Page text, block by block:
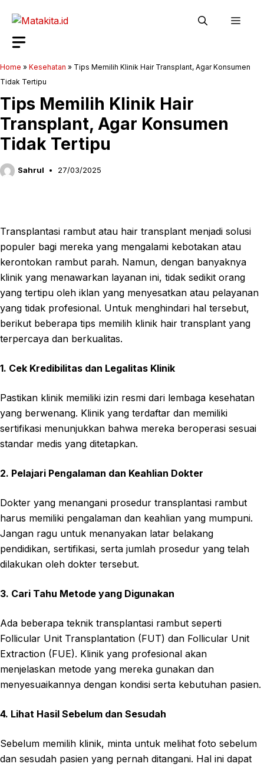
Home » Kesehatan » Tips Memilih Klinik Hair Transplant, Agar Konsumen
Tidak Tertipu
Tips Memilih Klinik Hair
Transplant, Agar Konsumen
Tidak Tertipu
Sahrul 27/03/2025
Transplantasi rambut atau hair transplant menjadi solusi
populer bagi mereka yang mengalami kebotakan atau
kerontokan rambut parah. Namun, dengan banyaknya
klinik yang menawarkan layanan ini, tidak sedikit orang
yang tertipu oleh iklan yang menyesatkan atau pelayanan
yang tidak profesional. Untuk menghindari hal tersebut,
berikut beberapa tips memilih klinik hair transplant yang
terpercaya dan berkualitas.
1. Cek Kredibilitas dan Legalitas Klinik
Pastikan klinik memiliki izin resmi dari lembaga kesehatan
yang berwenang. Klinik yang terdaftar dan memiliki
sertifikasi menunjukkan bahwa mereka beroperasi sesuai
standar medis yang ditetapkan.
2. Pelajari Pengalaman dan Keahlian Dokter
Dokter yang menangani prosedur transplantasi rambut
harus memiliki pengalaman dan keahlian yang mumpuni.
Jangan ragu untuk menanyakan latar belakang
pendidikan, sertifikasi, serta jumlah prosedur yang telah
dilakukan oleh dokter tersebut.
3. Cari Tahu Metode yang Digunakan
Ada beberapa teknik transplantasi rambut seperti
Follicular Unit Transplantation (FUT) dan Follicular Unit
Extraction (FUE). Klinik yang profesional akan
menjelaskan metode yang mereka gunakan dan
menyesuaikannya dengan kondisi serta kebutuhan pasien.
4. Lihat Hasil Sebelum dan Sesudah
Sebelum memilih klinik, minta untuk melihat foto sebelum
dan sesudah pasien yang pernah ditangani. Hal ini dapat